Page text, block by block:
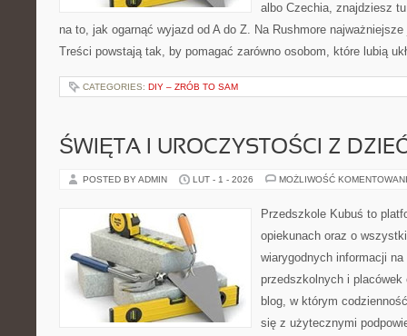
albo Czechia, znajdziesz
na to, jak ogarnąć wyjazd od A do Z. Na Rushmore
Treści powstają tak, by pomagać zarówno osobom, które lubią
CATEGORIES: DIY – ZRÓB TO SAM
ŚWIĘTA I UROCZYSTOŚCI Z
POSTED BY ADMIN LUT - 1 - 2026 MOŻLIWOŚĆ
Przedszkole Kubuś to
opiekunach oraz o
wiarygodnych informacji
przedszkolnych i placówek
blog, w którym
się z użytecznymi